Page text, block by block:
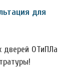
для
дверей ОТиПЛа